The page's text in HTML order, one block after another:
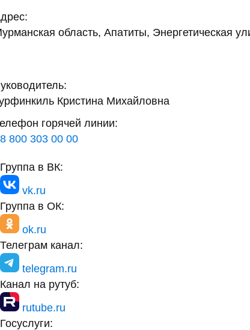
область, Апатиты, Энергетическая
Кристина Михайловна
горячей линии:
8 800 303 00 00
Группа в ВК:
vk.ru
Группа в ОК:
ok.ru
Телеграм канал:
telegram.ru
Канал на рутуб:
rutube.ru
Госуслуги: